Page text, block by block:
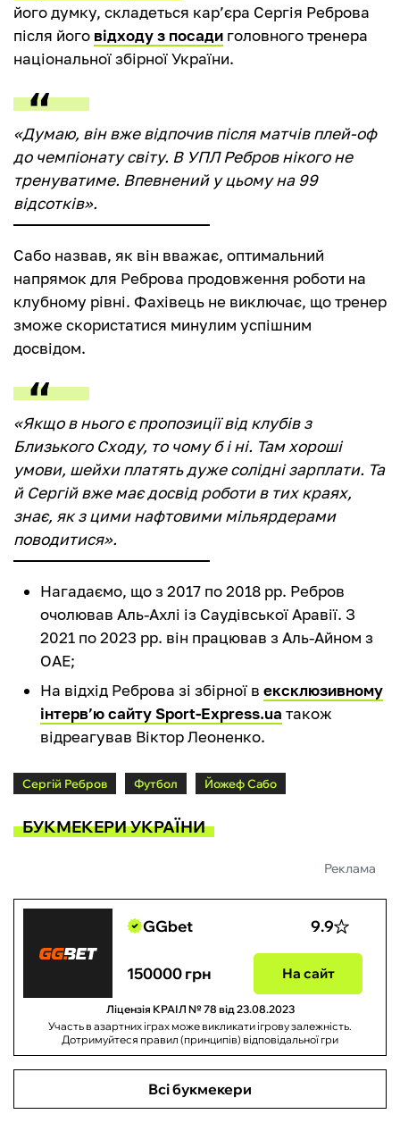
його думку, складеться кар’єра Сергія Реброва
після його відходу з посади головного тренера
національної збірної України.
«Думаю, він вже відпочив після матчів плей-оф
до чемпіонату світу. В УПЛ Ребров нікого не
тренуватиме. Впевнений у цьому на 99
відсотків».
Сабо назвав, як він вважає, оптимальний
напрямок для Реброва продовження роботи на
клубному рівні. Фахівець не виключає, що тренер
зможе скористатися минулим успішним
досвідом.
«Якщо в нього є пропозиції від клубів з
Близького Сходу, то чому б і ні. Там хороші
умови, шейхи платять дуже солідні зарплати. Та
й Сергій вже має досвід роботи в тих краях,
знає, як з цими нафтовими мільярдерами
поводитися».
Нагадаємо, що з 2017 по 2018 рр. Ребров
очолював Аль-Ахлі із Саудівської Аравії. З
2021 по 2023 рр. він працював з Аль-Айном з
ОАЕ;
На відхід Реброва зі збірної в ексклюзивному
інтерв’ю сайту Sport-Express.ua також
відреагував Віктор Леоненко.
Сергій Ребров Футбол Йожеф Сабо
БУКМЕКЕРИ УКРАЇНИ
Реклама
GGbet 9.9
150000 грн На сайт
Ліцензія КРАІЛ № 78 від 23.08.2023
Участь в азартних іграх може викликати ігрову залежність.
Дотримуйтеся правил (принципів) відповідальної гри
Всі букмекери